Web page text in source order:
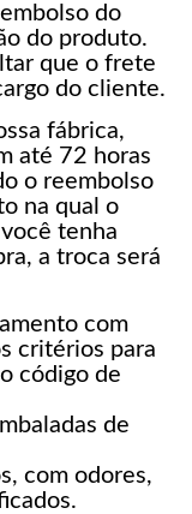
do
do produto.
que o frete
do cliente.
fábrica,
até 72 horas
o reembolso
na qual o
tenha
a troca será
com
critérios para
código de
de
com odores,